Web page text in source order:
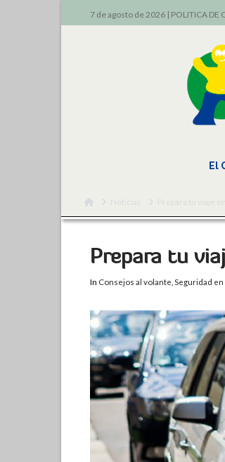
7 de agosto de 2026 | POLITICA DE
El
HomeNoticias
Prepara tu
In Consejos al volante Seguridad